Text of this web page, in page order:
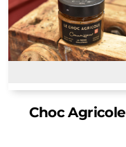
Choc Agricole